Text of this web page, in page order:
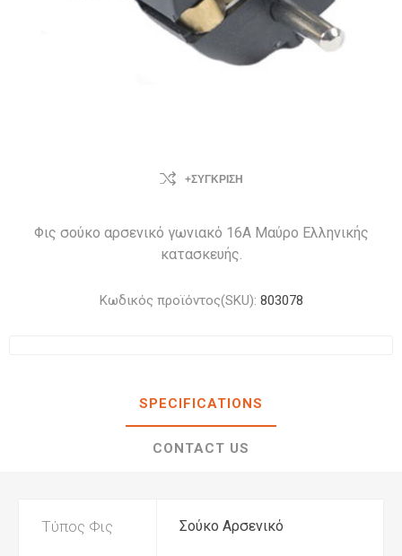
+ΣΎΓΚΡΙΣΗ
Φις σούκο αρσενικό γωνιακό 16A Μαύρο Ελληνικής
κατασκευής.
Κωδικός προϊόντος(SKU): 803078
SPECIFICATIONS
CONTACT US
Τύπος Φις Σούκο Αρσενικό